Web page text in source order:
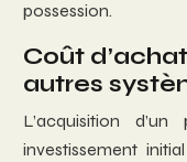
possession.
Coût
autres
L’acquisition
investissement